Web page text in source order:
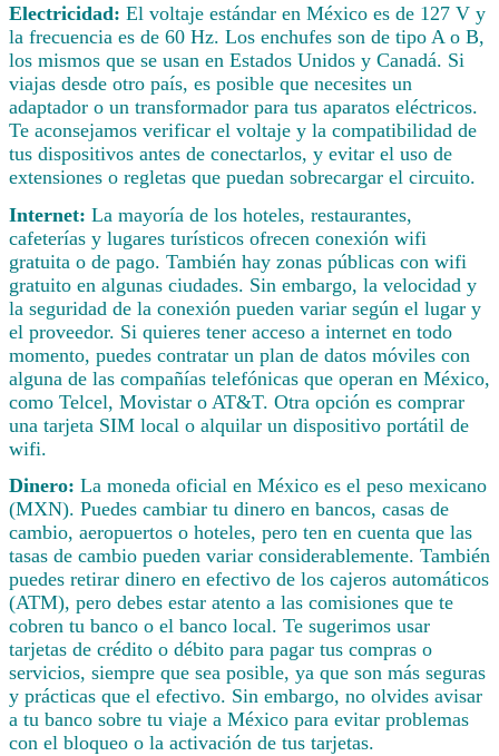
Electricidad: El voltaje estándar en México es de 127 V y
la frecuencia es de 60 Hz. Los enchufes son de tipo A o B,
los mismos que se usan en Estados Unidos y Canadá. Si
viajas desde otro país, es posible que necesites un
adaptador o un transformador para tus aparatos eléctricos.
Te aconsejamos verificar el voltaje y la compatibilidad de
tus dispositivos antes de conectarlos, y evitar el uso de
extensiones o regletas que puedan sobrecargar el circuito.
Internet: La mayoría de los hoteles, restaurantes,
cafeterías y lugares turísticos ofrecen conexión wifi
gratuita o de pago. También hay zonas públicas con wifi
gratuito en algunas ciudades. Sin embargo, la velocidad y
la seguridad de la conexión pueden variar según el lugar y
el proveedor. Si quieres tener acceso a internet en todo
momento, puedes contratar un plan de datos móviles con
alguna de las compañías telefónicas que operan en México,
como Telcel, Movistar o AT&T. Otra opción es comprar
una tarjeta SIM local o alquilar un dispositivo portátil de
wifi.
Dinero: La moneda oficial en México es el peso mexicano
(MXN). Puedes cambiar tu dinero en bancos, casas de
cambio, aeropuertos o hoteles, pero ten en cuenta que las
tasas de cambio pueden variar considerablemente. También
puedes retirar dinero en efectivo de los cajeros automáticos
(ATM), pero debes estar atento a las comisiones que te
cobren tu banco o el banco local. Te sugerimos usar
tarjetas de crédito o débito para pagar tus compras o
servicios, siempre que sea posible, ya que son más seguras
y prácticas que el efectivo. Sin embargo, no olvides avisar
a tu banco sobre tu viaje a México para evitar problemas
con el bloqueo o la activación de tus tarjetas.